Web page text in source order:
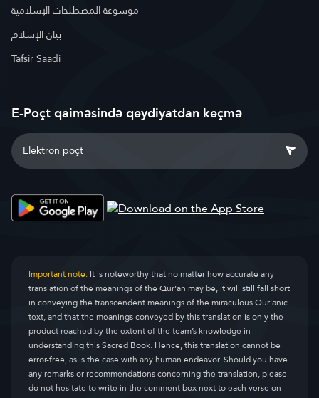
موسوعة المصطلحات الإسلامية
بيان الإسلام
Tafsir Saadi
E-Poçt qaiməsində qeydiyatdan keçmə
Important note:It is noteworthy that no matter how accurate any
translation of the meanings of the Qur’an may be, it will still fall short
in conveying the transcendent meanings of the miraculous Qur’anic
text, and that the meanings conveyed by this translation is only the
product reached by the extent of the team’s knowledge in
understanding this Sacred Book. Hence, this translation cannot be
error-free, as is the case with any human endeavor. Should you have
any remarks or recommendations concerning the translation, please
do not hesitate to write in the comment box next to each verse on